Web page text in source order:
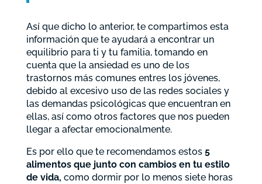
Así que dicho lo anterior, te compartimos esta
información que te ayudará a encontrar un
equilibrio para ti y tu familia, tomando en
cuenta que la ansiedad es uno de los
trastornos más comunes entres los jóvenes,
debido al excesivo uso de las redes sociales y
las demandas psicológicas que encuentran en
ellas, así como otros factores que nos pueden
llegar a afectar emocionalmente.
Es por ello que te recomendamos estos 5
alimentos que junto con cambios en tu estilo
de vida, como dormir por lo menos siete horas